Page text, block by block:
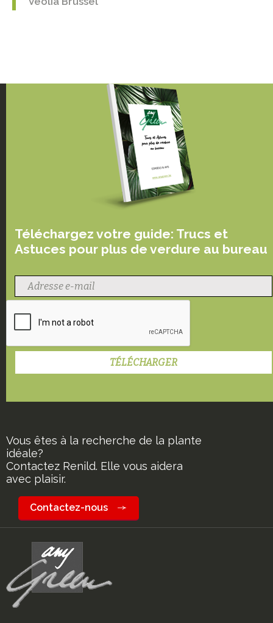
Téléchargez votre guide: Trucs et
Astuces pour plus de verdure au bureau
Vous êtes à la recherche de la plante
idéale?
Contactez Renild. Elle vous aidera
avec plaisir.
Contactez-nous